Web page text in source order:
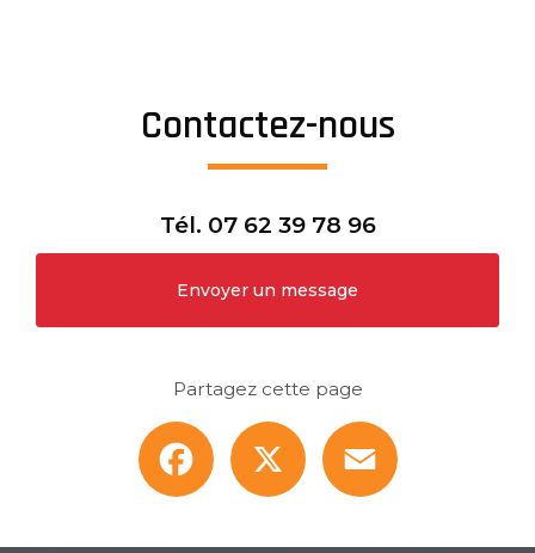
Contactez-nous
Tél. 07 62 39 78 96
Envoyer un message
Partagez cette page
Facebook